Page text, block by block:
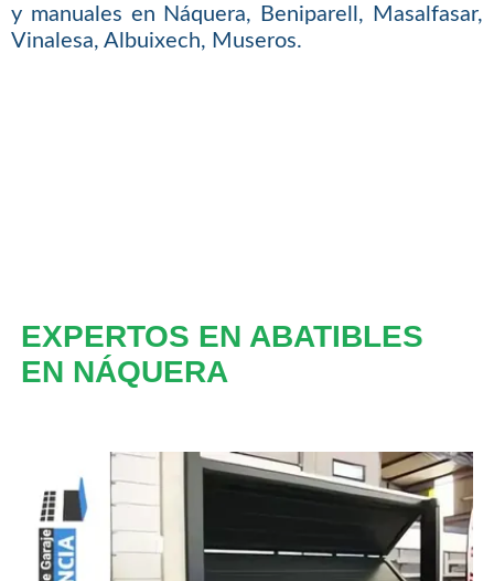
y manuales en Náquera, Beniparell, Masalfasar,
Vinalesa, Albuixech, Museros.
EXPERTOS EN ABATIBLES
EN NÁQUERA